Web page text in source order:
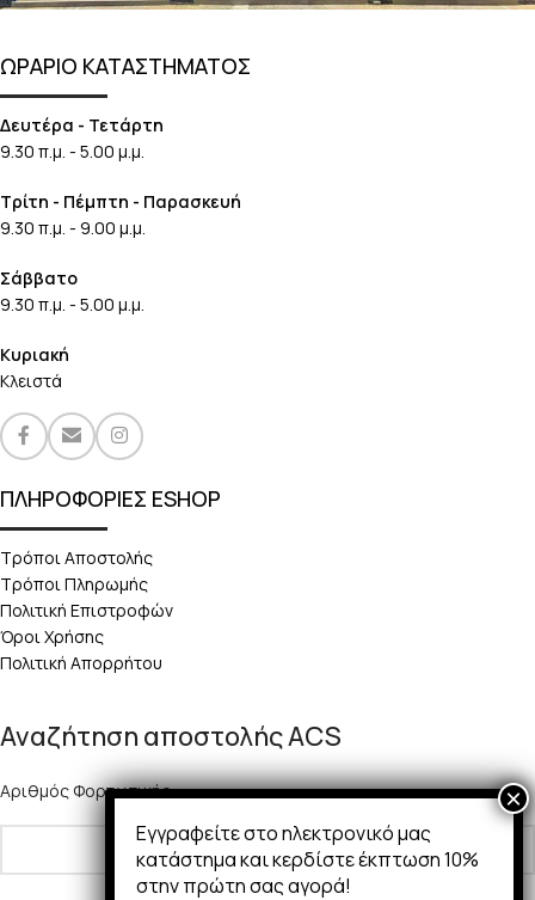
ΩΡΑΡΙΟ ΚΑΤΑΣΤΗΜΑΤΟΣ
Δευτέρα - Τετάρτη
9.30 π.μ. - 5.00 μ.μ.
Τρίτη - Πέμπτη - Παρασκευή
9.30 π.μ. - 9.00 μ.μ.
Σάββατο
9.30 π.μ. - 5.00 μ.μ.
Κυριακή
Κλειστά
ΠΛΗΡΟΦΟΡΙΕΣ ESHOP
Τρόποι Αποστολής
Τρόποι Πληρωμής
Πολιτική Επιστροφών
Όροι Χρήσης
Πολιτική Απορρήτου
Αναζήτηση αποστολής ACS
Αριθμός Φορτωτικής:
Εγγραφείτε στο ηλεκτρονικό μας
κατάστημα και κερδίστε έκπτωση 10%
στην πρώτη σας αγορά!